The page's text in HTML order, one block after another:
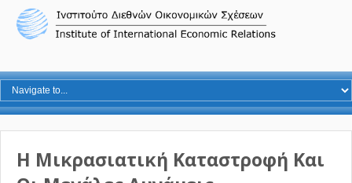
Η Μικρασιατική Καταστροφή Και